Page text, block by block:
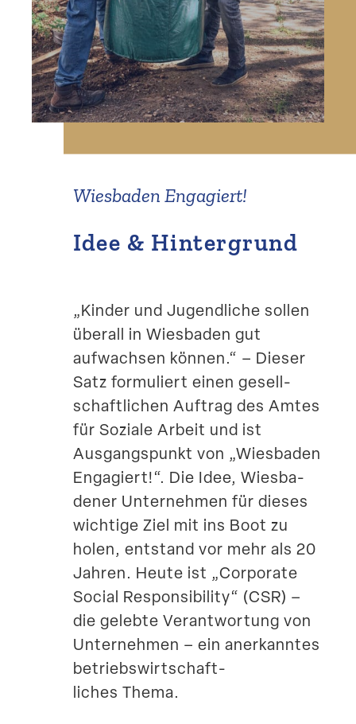
Wiesbaden Engagiert!
Idee & Hintergrund
„Kinder und Jugend­liche sollen
überall in Wiesbaden gut
aufwachsen können.“ – Dieser
Satz formu­liert einen gesell­
schaft­lichen Auftrag des Amtes
für Soziale Arbeit und ist
Ausgangs­punkt von „Wiesbaden
Engagiert!“. Die Idee, Wiesba­
dener Unter­nehmen für dieses
wichtige Ziel mit ins Boot zu
holen, entstand vor mehr als 20
Jahren. Heute ist „Corporate
Social Respon­si­bility“ (CSR) –
die gelebte Verant­wortung von
Unter­nehmen – ein anerkanntes
betriebs­wirt­schaft­
liches Thema.